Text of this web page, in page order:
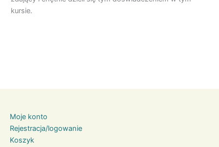
kursie.
Moje konto
Rejestracja/logowanie
Koszyk